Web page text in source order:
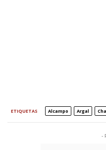
ETIQUETAS Alcampo Argal
-